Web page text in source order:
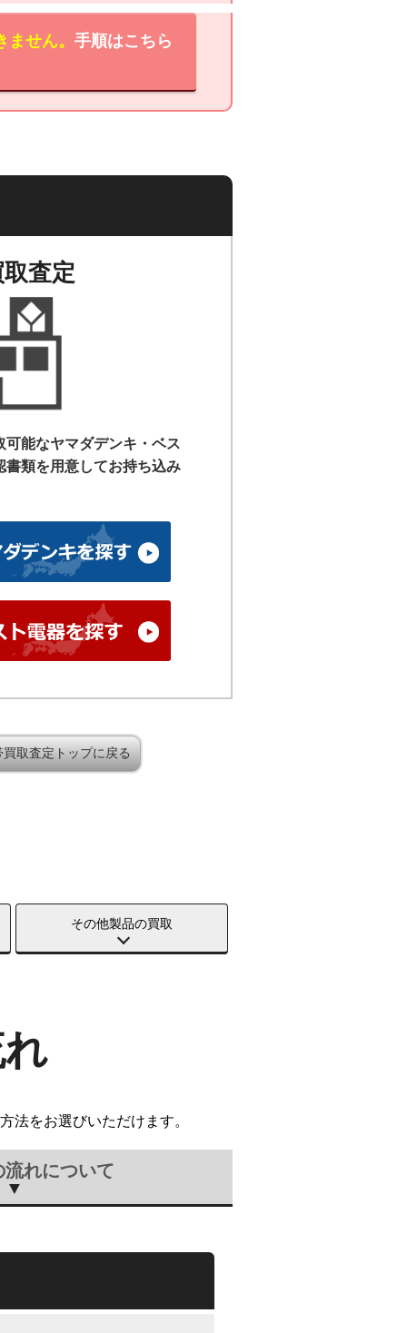
せん。 手順はこちら
査定
能なヤマダデンキ・ベス
書類を用意してお持ち込み
取査定トップに戻る
その他製品の買取
法をお選びいただけます。
れについて